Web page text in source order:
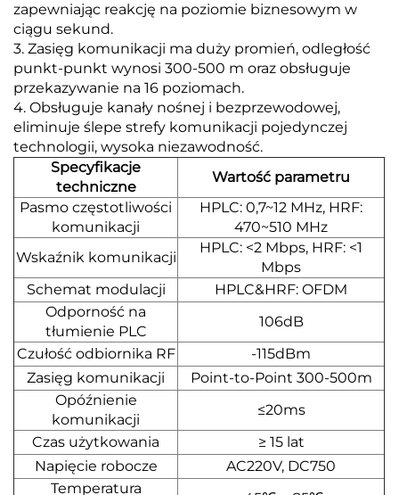
zapewniając reakcję na poziomie biznesowym w
ciągu sekund.
3. Zasięg komunikacji ma duży promień, odległość
punkt-punkt wynosi 300-500 m oraz obsługuje
przekazywanie na 16 poziomach.
4. Obsługuje kanały nośnej i bezprzewodowej,
eliminuje ślepe strefy komunikacji pojedynczej
technologii, wysoka niezawodność.
Specyfikacje
techniczne
Wartość parametru
Pasmo częstotliwości
komunikacji
HPLC: 0,7~12 MHz, HRF:
470~510 MHz
Wskaźnik komunikacji
HPLC: <2 Mbps, HRF: <1
Mbps
Schemat modulacji
HPLC&HRF: OFDM
Odporność na
tłumienie PLC
106dB
Czułość odbiornika RF
-115dBm
Zasięg komunikacji
Point-to-Point 300-500m
Opóźnienie
komunikacji
≤20ms
Czas użytkowania
≥ 15 lat
Napięcie robocze
AC220V, DC750
Temperatura